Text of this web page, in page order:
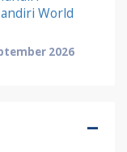
World
2026